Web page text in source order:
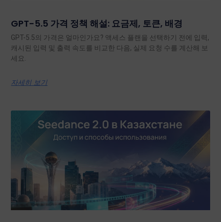
GPT-5.5 가격 정책 해설: 요금제, 토큰, 배경
GPT-5.5의 가격은 얼마인가요? 액세스 플랜을 선택하기 전에 입력,
캐시된 입력 및 출력 속도를 비교한 다음, 실제 요청 수를 계산해 보
세요.
자세히 보기